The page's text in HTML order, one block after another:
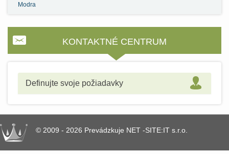
Modra
KONTAKTNÉ CENTRUM
Definujte svoje požiadavky
© 2009 - 2026 Prevádzkuje NET -SITE:IT s.r.o.